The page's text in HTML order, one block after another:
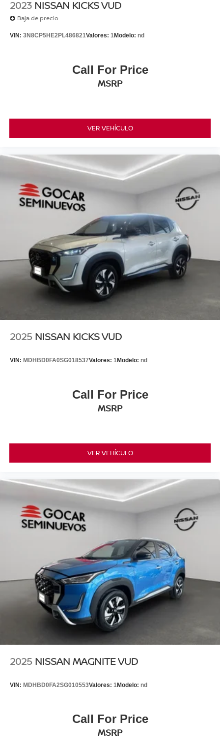
2023 NISSAN KICKS VUD
Baja de precio
VIN: 3N8CP5HE2PL486821Valores: 1Modelo: nd
Call For Price
MSRP
VER VEHÍCULO
2025 NISSAN KICKS VUD
VIN: MDHBD0FA0SG018537Valores: 1Modelo: nd
Call For Price
MSRP
VER VEHÍCULO
2025 NISSAN MAGNITE VUD
VIN: MDHBD0FA2SG010553Valores: 1Modelo: nd
Call For Price
MSRP